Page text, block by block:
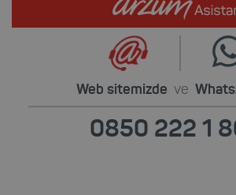
Web sitemizde ve
0850 222 1